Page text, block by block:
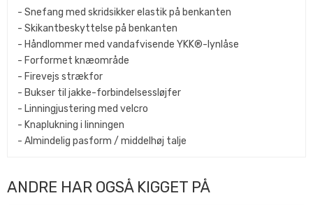
- Snefang med skridsikker elastik på benkanten
- Skikantbeskyttelse på benkanten
- Håndlommer med vandafvisende YKK®-lynlåse
- Forformet knæområde
- Firevejs strækfor
- Bukser til jakke-forbindelsessløjfer
- Linningjustering med velcro
- Knaplukning i linningen
- Almindelig pasform / middelhøj talje
ANDRE HAR OGSÅ KIGGET PÅ